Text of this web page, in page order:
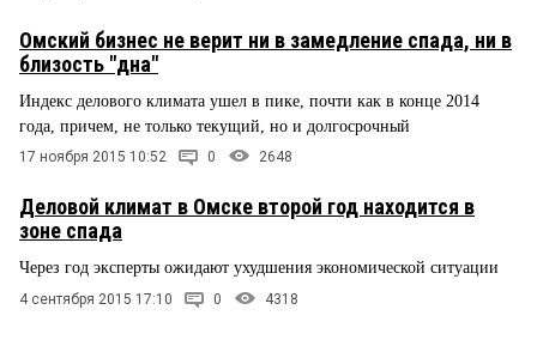
Омский бизнес не верит ни в замедление спада, ни в
близость "дна"
Индекс делового климата ушел в пике, почти как в конце 2014
года, причем, не только текущий, но и долгосрочный
17 ноября 2015 10:52 0 2648
Деловой климат в Омске второй год находится в
зоне спада
Через год эксперты ожидают ухудшения экономической ситуации
4 сентября 2015 17:10 0 4318